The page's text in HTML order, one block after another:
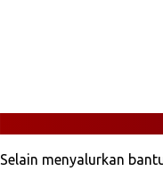
Selain menyalurkan